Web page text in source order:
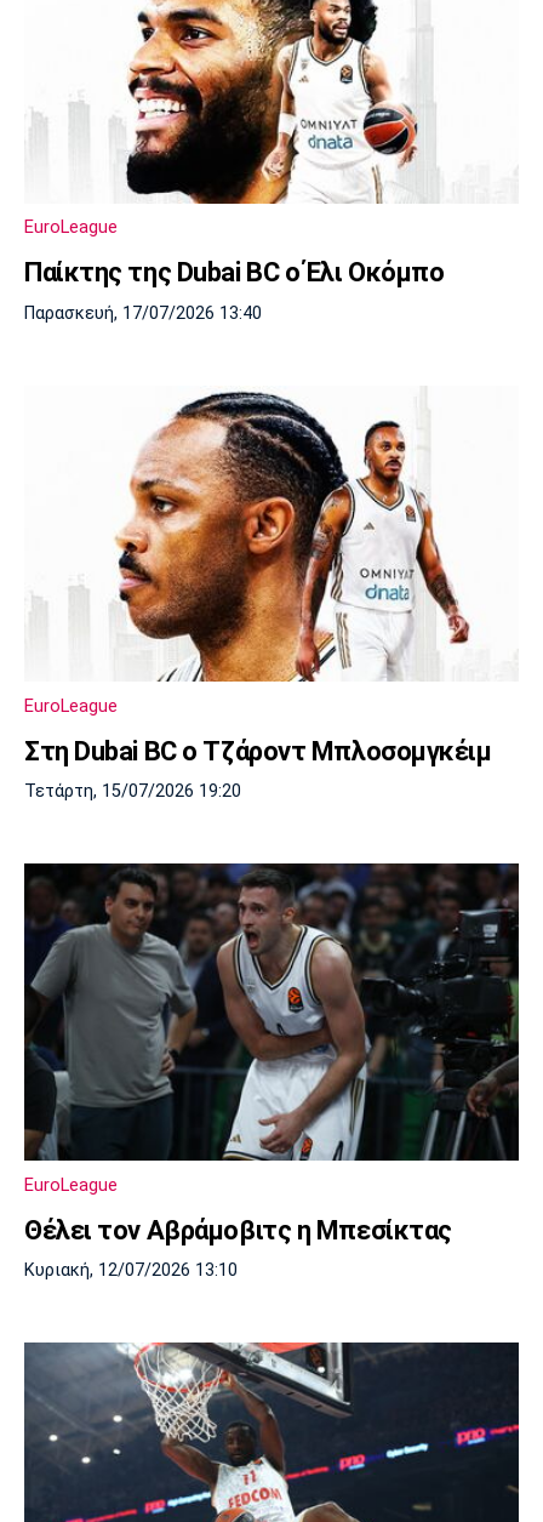
EuroLeague
Παίκτης της Dubai BC ο Έλι Οκόμπο
Παρασκευή, 17/07/2026 13:40
EuroLeague
Στη Dubai BC ο Τζάροντ Μπλοσομγκέιμ
Τετάρτη, 15/07/2026 19:20
EuroLeague
Θέλει τον Αβράμοβιτς η Μπεσίκτας
Κυριακή, 12/07/2026 13:10